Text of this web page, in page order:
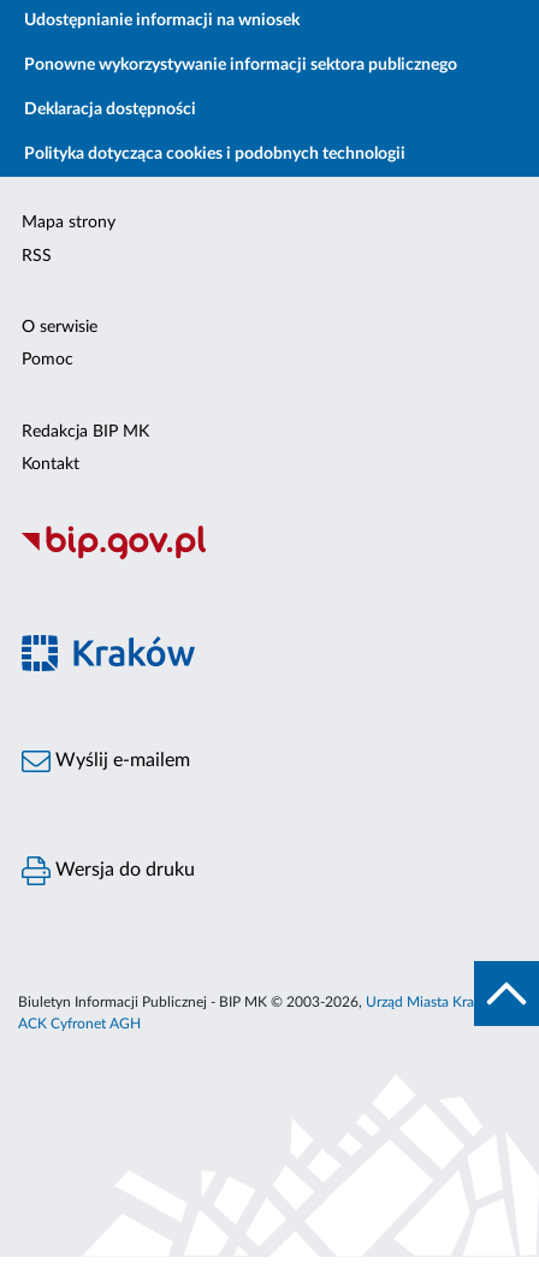
Udostępnianie informacji na wniosek
Ponowne wykorzystywanie informacji sektora publicznego
Deklaracja dostępności
Polityka dotycząca cookies i podobnych technologii
Mapa strony
RSS
O serwisie
Pomoc
Redakcja BIP MK
Kontakt
Wyślij e-mailem
Wersja do druku
Biuletyn Informacji Publicznej - BIP MK © 2003-2026, Urząd Miasta Krakowa
ACK Cyfronet AGH